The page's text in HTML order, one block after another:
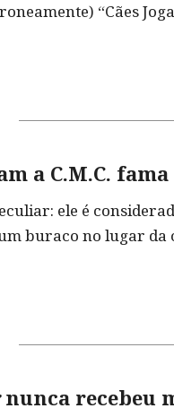
“Cães
a C.M.C.
ele é
buraco no lugar da
nunca recebeu